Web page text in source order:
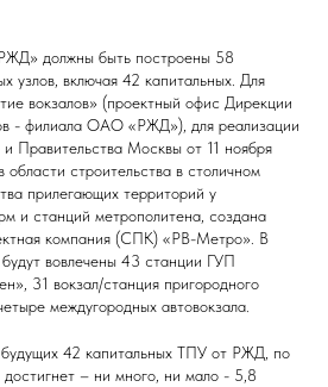
должны быть построены 58
узлов, включая 42 капитальных. Для
вокзалов» (проектный офис Дирекции
- филиала ОАО «РЖД»), для реализации
Москвы от 11 ноября
области строительства в столичном
прилегающих территорий у
и станций метрополитена, создана
компания (СПК) «РВ-Метро». В
вовлечены 43 станции ГУП
31 вокзал/станция пригородного
междугородных автовокзала.
42 капитальных ТПУ от РЖД, по
– ни много, ни мало - 5,8